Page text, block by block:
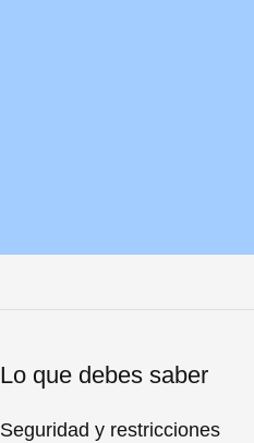
Lo que debes saber
Seguridad y restricciones